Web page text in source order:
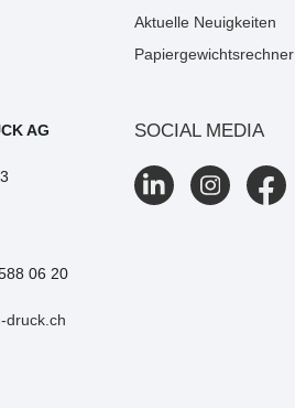
Aktuelle Neuigkeiten
Papiergewichtsrechner
AG
06 20
druck.ch
SOCIAL MEDIA